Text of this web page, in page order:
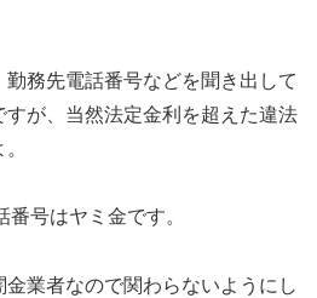
務先電話番号などを聞き出して
が、当然法定金利を超えた違法
号はヤミ金です。
業者なので関わらないようにし